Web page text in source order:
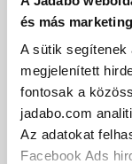
és más
A sütik segítenek
megjelenített
fontosak a
jadabo.com
Az adatokat
Facebook Ads